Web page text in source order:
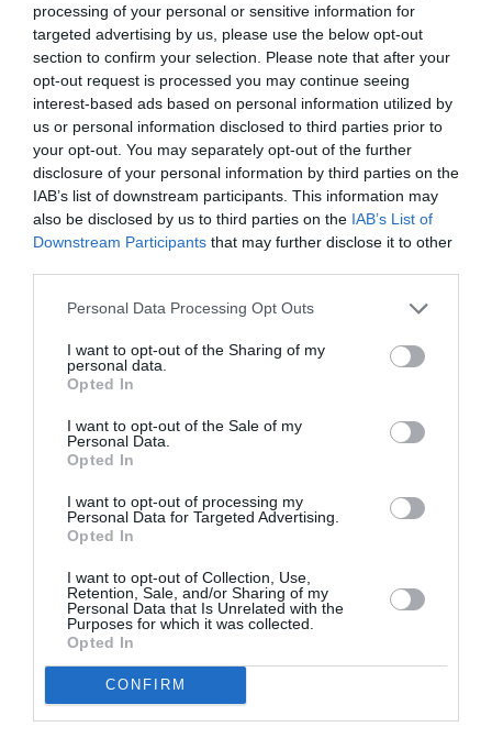
processing of your personal or sensitive information for
targeted advertising by us, please use the below opt-out
section to confirm your selection. Please note that after your
opt-out request is processed you may continue seeing
interest-based ads based on personal information utilized by
us or personal information disclosed to third parties prior to
your opt-out. You may separately opt-out of the further
disclosure of your personal information by third parties on the
IAB’s list of downstream participants. This information may
also be disclosed by us to third parties on the IAB’s List of
Downstream Participants that may further disclose it to other
Personal Data Processing Opt Outs
I want to opt-out of the Sharing of my
personal data.
Opted In
I want to opt-out of the Sale of my
Personal Data.
Opted In
I want to opt-out of processing my
Personal Data for Targeted Advertising.
Opted In
I want to opt-out of Collection, Use,
Retention, Sale, and/or Sharing of my
Personal Data that Is Unrelated with the
Purposes for which it was collected.
Opted In
CONFIRM
à partir du 05/05/2020, les contribuables peuvent
consulter la déclaration d’impôt « 730 » pré-
remplie au site web du fisc;
à partir du 14/05/2020, il sera possible de
modifier le «modello 730» (formulaire 730) pré-
rempli ou, en cas d’absence de corrections à
apporter, d’envoyer la déclaration au site du
Bureau des Recettes («Agenzia delle Entrate« );
ATTENTION:Au plus tard le 30/09/2020, envoyer la
sanctions.
CORRECTIONS ET AJUSTEMENTS
des corrections et ajustements. stements. Dans le
mois qui suit la déclaration, ceux qui sont en crédit
recevront leur salaire ou leur crédit de pension et
ceux qui sont endwttés, le retrait sur le salaire ou la
pension. En d’autres termes, en juin, ou au plus tard
en juillet, si la déclaration est déjà soumise à partir du
14 mai.